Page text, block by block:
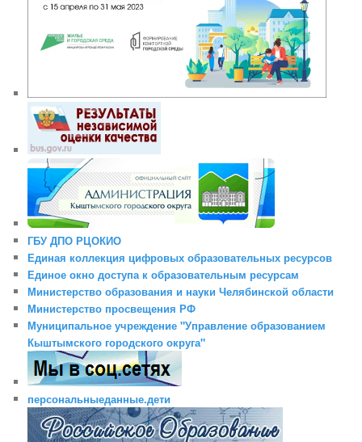
ГБУ ДПО РЦОКИО
Единая коллекция цифровых образовательных ресурсов
Единое окно доступа к образовательным ресурсам
Министерство образования и науки Челябинской области
Министерство просвещения РФ
Муниципальное учреждение "Управление образованием
Кыштымского городского округа"
персональныеданные.дети